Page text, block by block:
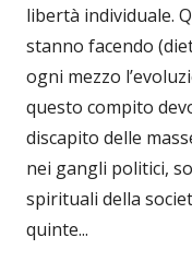
libertà individuale.
stanno facendo
ogni mezzo
questo compito
discapito delle
nei gangli politici,
spirituali della
quinte...